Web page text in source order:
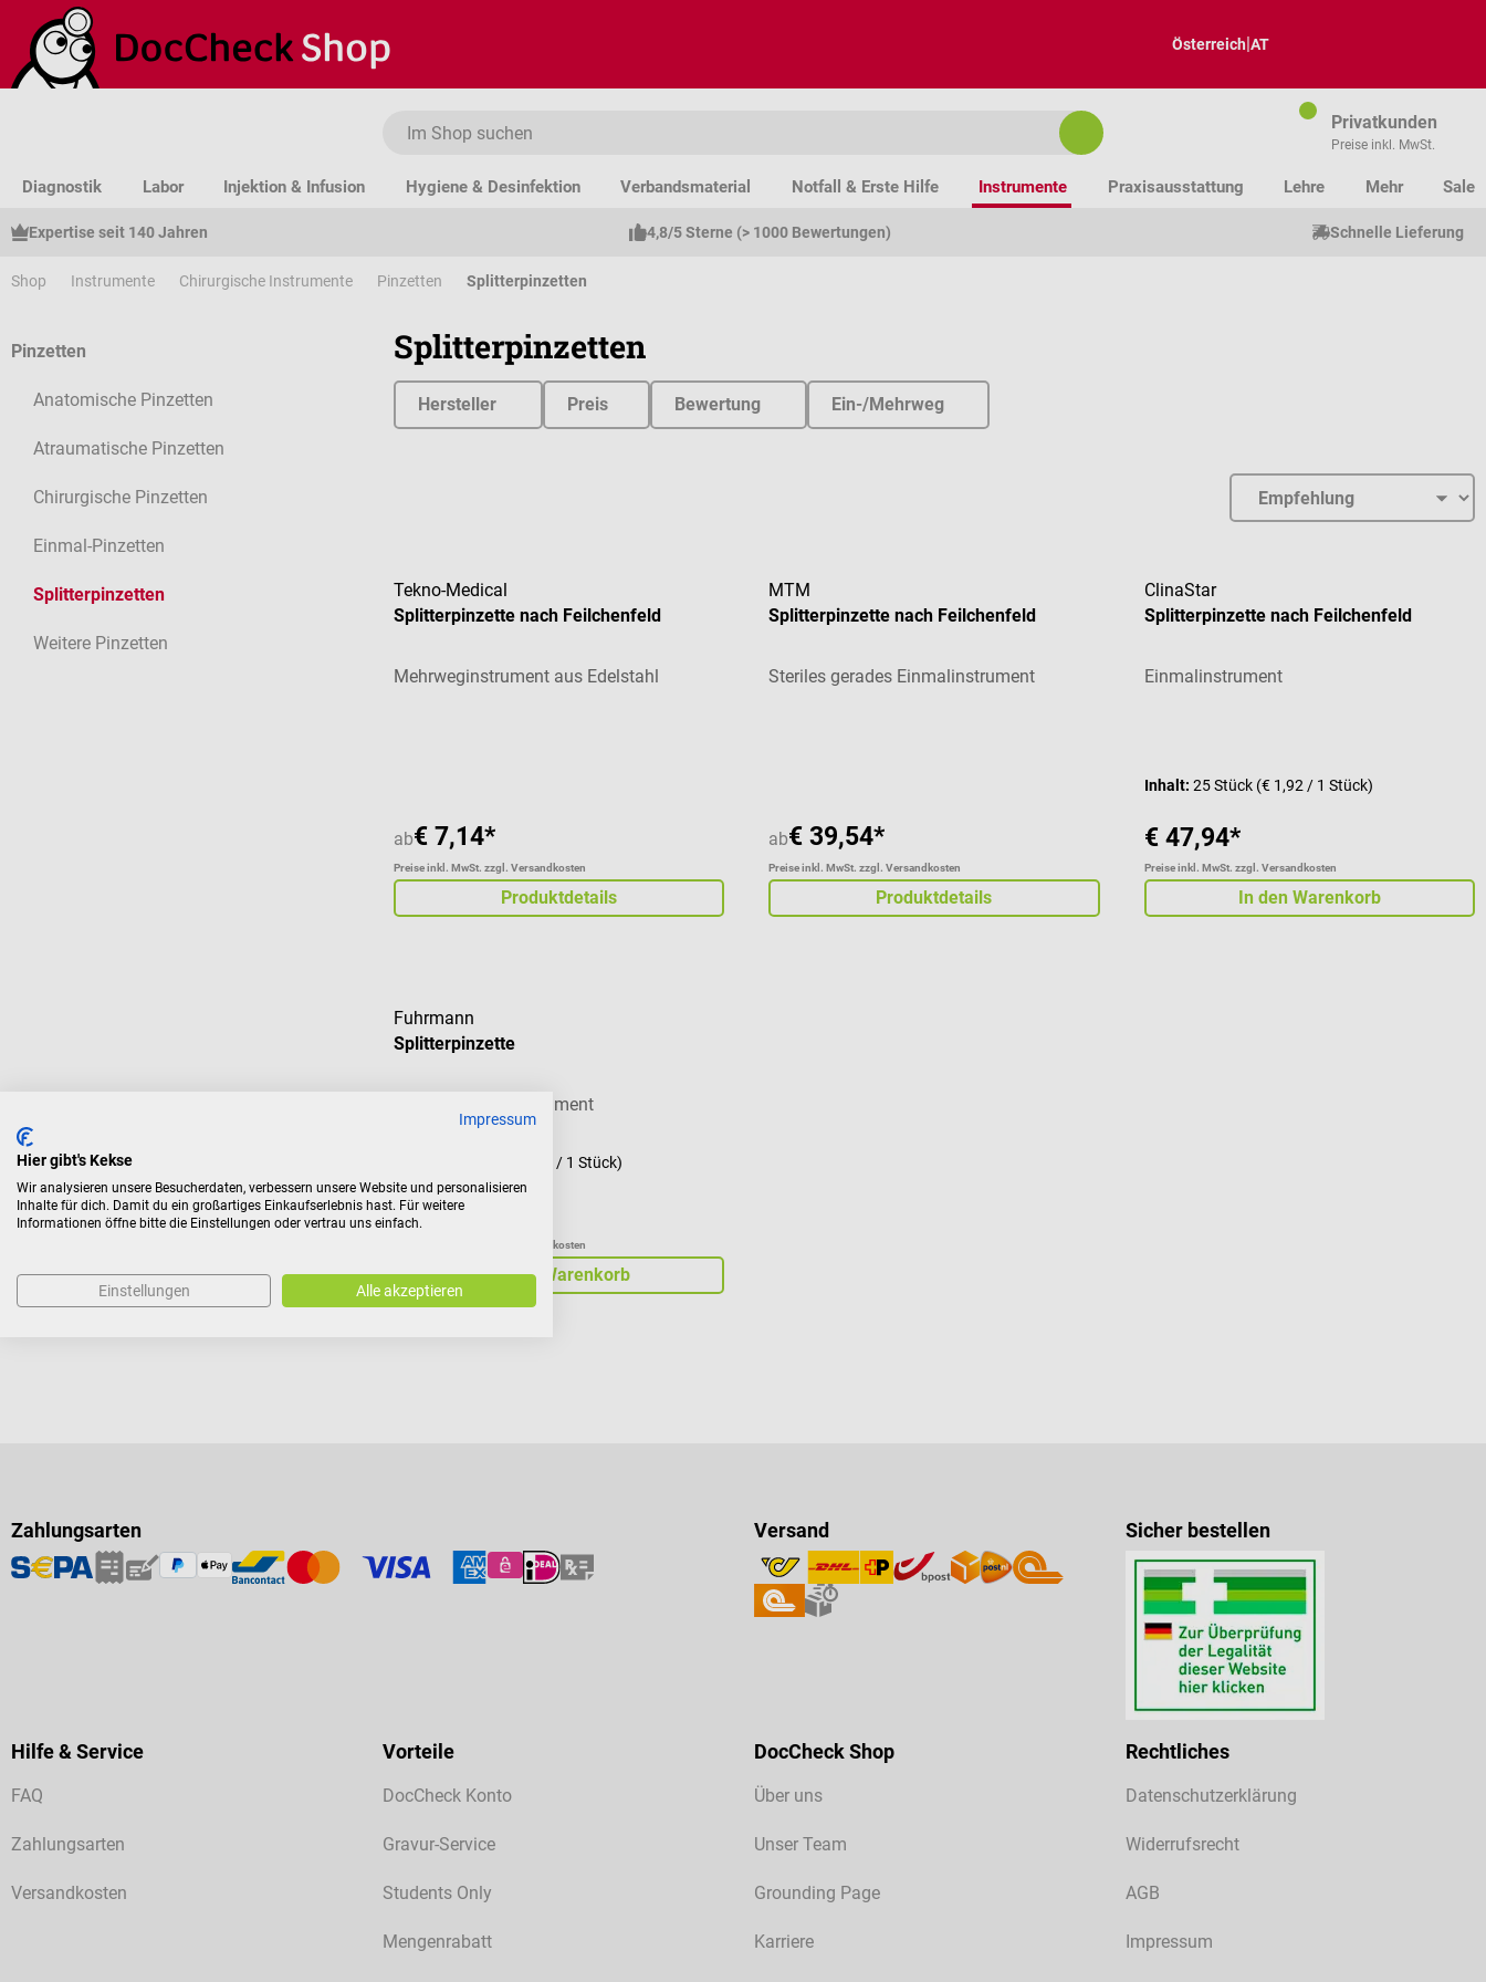
Hauptinhalt springen
Zur Suche springen
Zur Hauptnavigation springen
Österreich|AT
Privatkunden
Preise inkl. MwSt.
Diagnostik Labor Injektion & Infusion Hygiene & Desinfektion Verbandsmaterial Notfall & Erste Hilfe Instrumente Praxisausstattung Lehre Mehr Sale
Expertise seit 140 Jahren 4,8/5 Sterne (> 1000 Bewertungen) Schnelle Lieferung
Shop Instrumente Chirurgische Instrumente Pinzetten Splitterpinzetten
Pinzetten
Anatomische Pinzetten
Atraumatische Pinzetten
Chirurgische Pinzetten
Einmal-Pinzetten
Splitterpinzetten
Weitere Pinzetten
Splitterpinzetten
Hersteller Preis Bewertung Ein-/Mehrweg
Tekno-Medical
Splitterpinzette nach Feilchenfeld
Mehrweginstrument aus Edelstahl
ab€ 7,14*
Preise inkl. MwSt. zzgl. Versandkosten
Produktdetails
MTM
Splitterpinzette nach Feilchenfeld
Steriles gerades Einmalinstrument
ab€ 39,54*
Preise inkl. MwSt. zzgl. Versandkosten
Produktdetails
ClinaStar
Splitterpinzette nach Feilchenfeld
Einmalinstrument
Inhalt: 25 Stück (€ 1,92 / 1 Stück)
€ 47,94*
Preise inkl. MwSt. zzgl. Versandkosten
In den Warenkorb
Fuhrmann
Splitterpinzette
Steriles Einmalinstrument
(€ 2,16 / 1 Stück)
€ 53,94*
Preise inkl. MwSt. zzgl. Versandkosten
In den Warenkorb
Zahlungsarten Versand Sicher bestellen
Hilfe & Service
FAQ
Zahlungsarten
Versandkosten
Vorteile
DocCheck Konto
Gravur-Service
Students Only
Mengenrabatt
DocCheck Shop
Über uns
Unser Team
Grounding Page
Karriere
Rechtliches
Datenschutzerklärung
Widerrufsrecht
AGB
Impressum
Impressum
Hier gibt's Kekse
Wir analysieren unsere Besucherdaten, verbessern unsere Website und personalisieren
Inhalte für dich. Damit du ein großartiges Einkaufserlebnis hast. Für weitere
Informationen öffne bitte die Einstellungen oder vertrau uns einfach.
Einstellungen Alle akzeptieren